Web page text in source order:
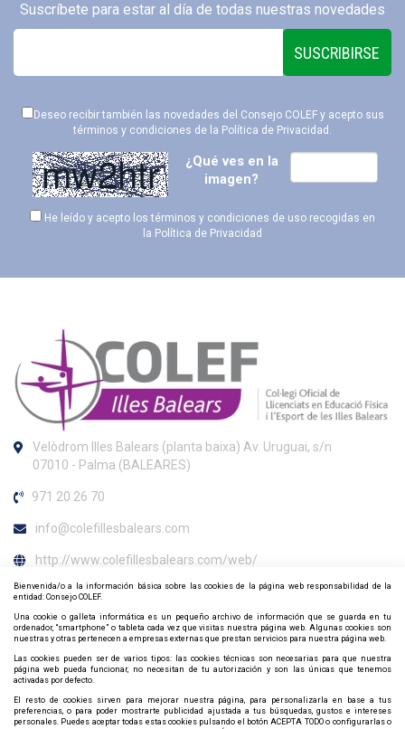
Suscríbete para estar al día de todas nuestras novedades
SUSCRIBIRSE
Deseo recibir también las novedades del Consejo COLEF y acepto sus
términos y condiciones de la Política de Privacidad .
¿Qué ves en la
imagen?
He leído y acepto los términos y condiciones de uso recogidas en
la Política de Privacidad
Velòdrom Illes Balears (planta baixa) Av. Uruguai, s/n
07010 - Palma (BALEARES)
971 20 26 70
info@colefillesbalears.com
http://www.colefillesbalears.com/web/
Horario de atención al colegiado
Per atenció presencial, demanar cita prèvia
(info@colefillesbalears.com o gerencia@colefillesbalears.com)
Contacta y síguenos por redes sociales
Bienvenida/o a la información básica sobre las cookies de la página web responsabilidad de la
entidad: Consejo COLEF.
Una cookie o galleta informática es un pequeño archivo de información que se guarda en tu
ordenador, “smartphone” o tableta cada vez que visitas nuestra página web. Algunas cookies son
nuestras y otras pertenecen a empresas externas que prestan servicios para nuestra página web.
Las cookies pueden ser de varios tipos: las cookies técnicas son necesarias para que nuestra
página web pueda funcionar, no necesitan de tu autorización y son las únicas que tenemos
activadas por defecto.
El resto de cookies sirven para mejorar nuestra página, para personalizarla en base a tus
preferencias, o para poder mostrarte publicidad ajustada a tus búsquedas, gustos e intereses
personales. Puedes aceptar todas estas cookies pulsando el botón ACEPTA TODO o configurarlas o